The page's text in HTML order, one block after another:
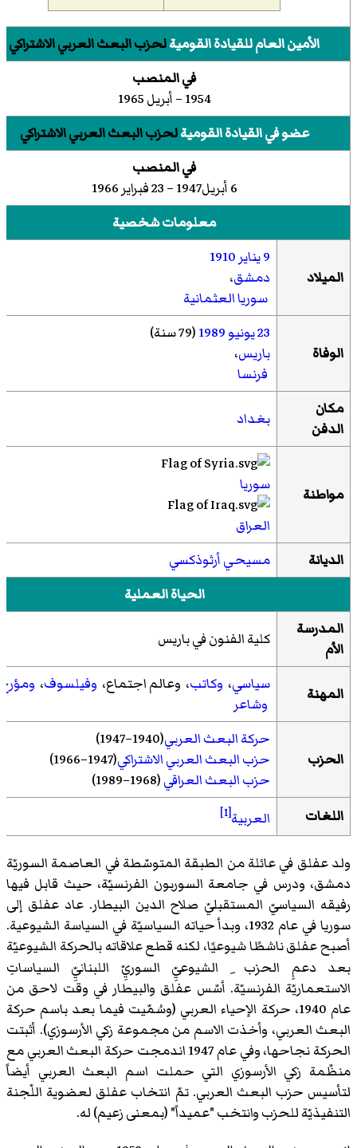
الأمين العام للقيادة القوميةلحزب البعث العربي الاشتراكي
في المنصب
1954 – أبريل 1965
عضو في القيادة القوميةلحزب البعث العربي الاشتراكي
في المنصب
6 أبريل1947 – 23 فبراير 1966
معلومات شخصية
الميلاد
9 يناير
1910
دمشق،
سوريا العثمانية
الوفاة
23 يونيو 1989(79 سنة)
باريس،
فرنسا
مكان
الدفن
بغداد
مواطنة
سوريا
العراق
الديانة
مسيحيأرثوذكسي
الحياة العملية
المدرسة
الأم
كلية الفنون في باريس
المهنة سياسي، وكاتب، وعالم اجتماع، وفيلسوف، ومؤرخ
وشاعر
الحزب
حركة البعث العربي(1940–1947)
حزب البعث العربي الاشتراكي(1947–1966)
حزب البعث العراقي(1968–1989)
اللغات
العربية[1]
ولد عفلق في عائلة من الطبقة المتوسّطة في العاصمة السوريّة
دمشق، ودرس في جامعة السوربون الفرنسيّة، حيث قابل فيها
رفيقه السياسيّ المستقبليّ صلاح الدين البيطار. عاد عفلق إلى
سوريا في عام 1932، وبدأ حياته السياسيّة في السياسة الشيوعية.
أصبح عفلق ناشطًا شيوعيًا، لكنه قطع علاقاته بالحركة الشيوعيّة
بعد دعمِ الحزب ِ الشيوعيِّ السوريِّ اللبنانيِّ السياساتِ
الاستعماريّة الفرنسيّة. أسّس عفلق والبيطار في وقت لاحق من
عام 1940، حركة الإحياء العربي (وسُمّيت فيما بعد باسم حركة
البعث العربي، وأخذت الاسم من مجموعة زكي الأرسوزي). أثبتت
الحركة نجاحها، وفي عام 1947 اندمجت حركة البعث العربي مع
منظّمة زكي الأرسوزي التي حملت اسم البعث العربي أيضاً
لتأسيس حزب البعث العربي. تمّ انتخاب عفلق لعضوية اللّجنة
التنفيذيّة للحزب وانتخب "عميداً" (بمعنى زعيم) له.